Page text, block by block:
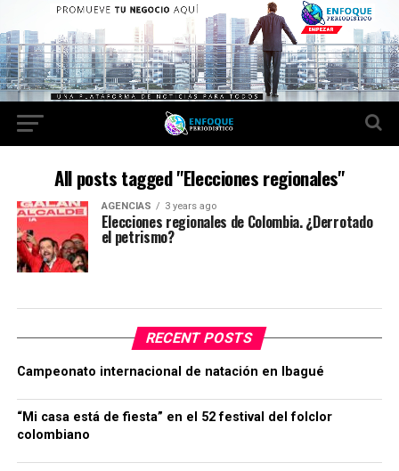
All posts tagged "Elecciones regionales"
AGENCIAS 3 years ago
Elecciones regionales de Colombia. ¿Derrotado
el petrismo?
RECENT POSTS
Campeonato internacional de natación en Ibagué
“Mi casa está de fiesta” en el 52 festival del folclor
colombiano